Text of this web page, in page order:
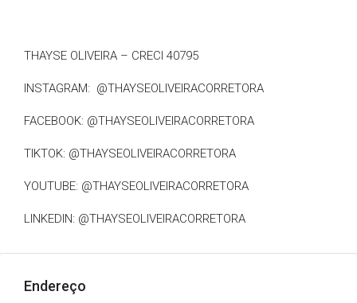
THAYSE OLIVEIRA – CRECI 40795
INSTAGRAM: @THAYSEOLIVEIRACORRETORA
FACEBOOK: @THAYSEOLIVEIRACORRETORA
TIKTOK: @THAYSEOLIVEIRACORRETORA
YOUTUBE: @THAYSEOLIVEIRACORRETORA
LINKEDIN: @THAYSEOLIVEIRACORRETORA
Endereço